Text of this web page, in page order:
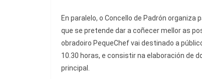
En paralelo, o Concello de Padrón
que se pretende dar a coñecer mellor as
obradoiro PequeChef vai destinado a
10.30 horas, e consistir na elaboración de
principal.